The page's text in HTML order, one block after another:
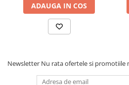
ADAUGA IN COS
Newsletter Nu rata ofertele si promotiile